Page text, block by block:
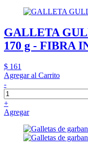
GALLETA
170 g - FIBRA
$ 161
Agregar al Carrito
-
+
Agregar